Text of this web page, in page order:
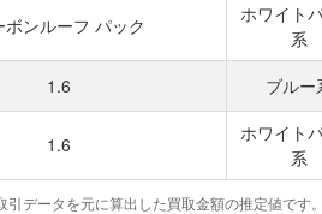
ボンルーフ パック
ホワイト
系
1.6 ブルー
1.6
ホワイト
系
データを元に算出した買取金額の推定値です